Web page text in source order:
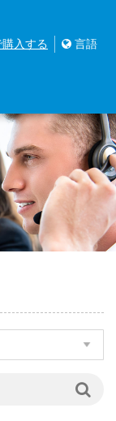
購入する 言語